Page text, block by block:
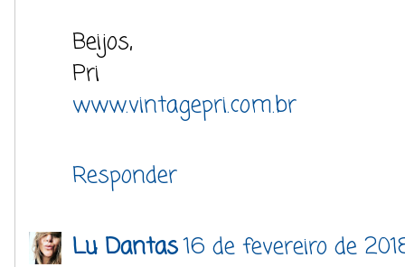
Beijos,
Pri
www.vintagepri.com.br
Responder
Lu Dantas16 de fevereiro de